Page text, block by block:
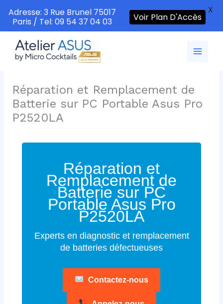
contenu
Réparation et Remplacement de
Batterie sur PC Portable Asus Pro
P2520LA
Réparation et
Remplacement de
Batterie sur PC
Portable Asus Pro
P2520LA
Experts en diagnostic et remplacement
de batteries défectueuses
Contactez-nous
Adresse: 3 Rue Brunel 75017
Paris / Tel: 09 54 37 04 03
Voir Plan D'Accès
X